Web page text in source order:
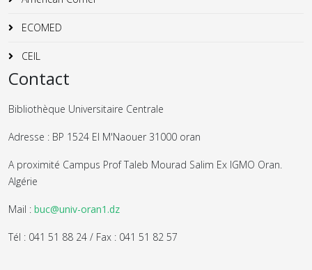
ECOMED
CEIL
Contact
Bibliothèque Universitaire Centrale
Adresse : BP 1524 El M'Naouer 31000 oran
A proximité Campus Prof Taleb Mourad Salim Ex IGMO Oran.
Algérie
Mail : buc@univ-oran1.dz
Tél : 041 51 88 24 / Fax : 041 51 82 57